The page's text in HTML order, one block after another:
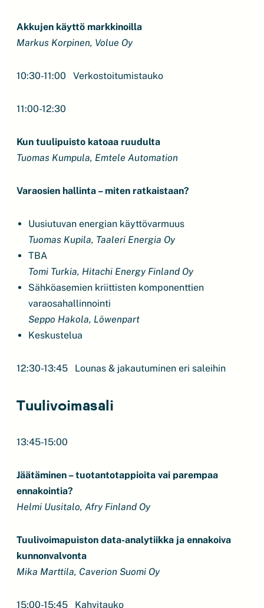
Akkujen käyttö markkinoilla
Markus Korpinen, Volue Oy
10:30-11:00 Verkostoitumistauko
11:00-12:30
Kun tuulipuisto katoaa ruudulta
Tuomas Kumpula, Emtele Automation
Varaosien hallinta – miten ratkaistaan?
Uusiutuvan energian käyttövarmuus
Tuomas Kupila, Taaleri Energia Oy
TBA
Tomi Turkia, Hitachi Energy Finland Oy
Sähköasemien kriittisten komponenttien
varaosahallinnointi
Seppo Hakola, Löwenpart
Keskustelua
12:30-13:45 Lounas & jakautuminen eri saleihin
Tuulivoimasali
13:45-15:00
Jäätäminen – tuotantotappioita vai parempaa
ennakointia?
Helmi Uusitalo, Afry Finland Oy
Tuulivoimapuiston data-analytiikka ja ennakoiva
kunnonvalvonta
Mika Marttila, Caverion Suomi Oy
15:00-15:45 Kahvitauko